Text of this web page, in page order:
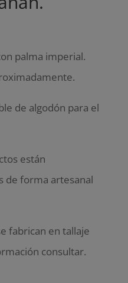
palma imperial.
de algodón para el
están
de forma artesanal
fabrican en tallaje
consultar.